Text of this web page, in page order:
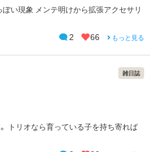
い現象 メンテ明けから拡張アクセサリ
2 66 もっと見る
雑日誌
トリオなら育っている子を持ち寄れば